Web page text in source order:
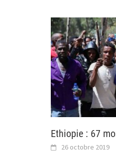
Ethiopie : 67
26 octobre 2019